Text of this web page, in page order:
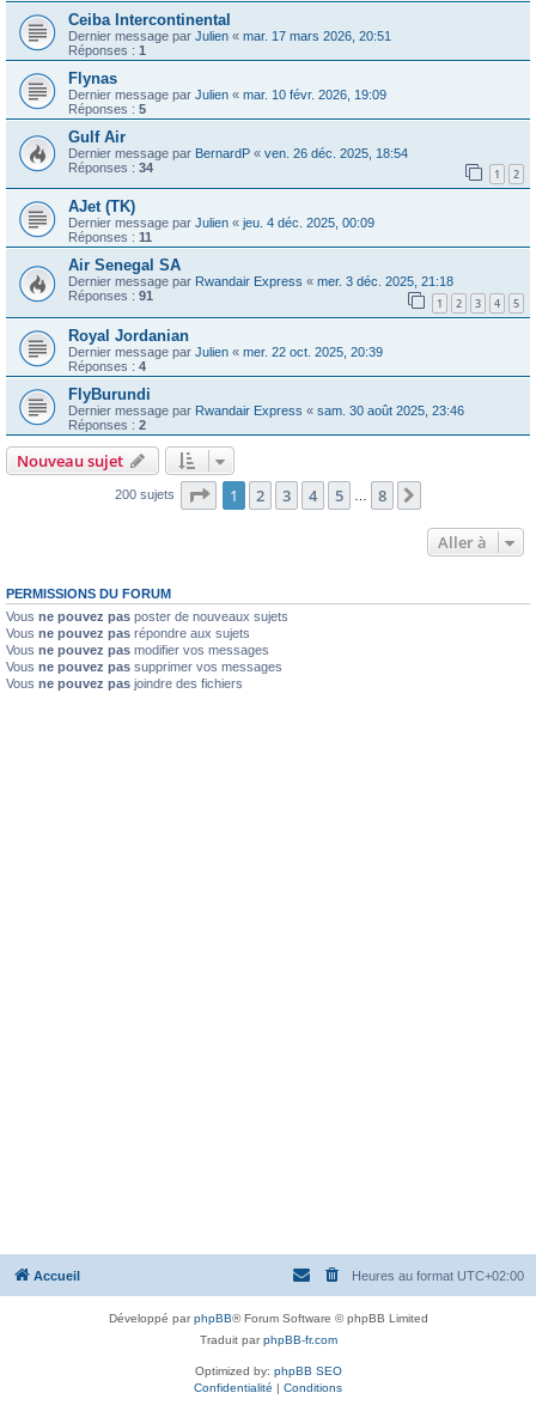
Ceiba Intercontinental
Dernier message par Julien « mar. 17 mars 2026, 20:51
Réponses : 1
Flynas
Dernier message par Julien « mar. 10 févr. 2026, 19:09
Réponses : 5
Gulf Air
Dernier message par BernardP « ven. 26 déc. 2025, 18:54
Réponses : 34 1 2
AJet (TK)
Dernier message par Julien « jeu. 4 déc. 2025, 00:09
Réponses : 11
Air Senegal SA
Dernier message par Rwandair Express « mer. 3 déc. 2025, 21:18
Réponses : 91 1 2 3 4 5
Royal Jordanian
Dernier message par Julien « mer. 22 oct. 2025, 20:39
Réponses : 4
FlyBurundi
Dernier message par Rwandair Express « sam. 30 août 2025, 23:46
Réponses : 2
Nouveau sujet
200 sujets Page 1sur8
1 2 3 4 5 8
Aller à
PERMISSIONS DU FORUM
Vous ne pouvez pas poster de nouveaux sujets
Vous ne pouvez pas répondre aux sujets
Vous ne pouvez pas modifier vos messages
Vous ne pouvez pas supprimer vos messages
Vous ne pouvez pas joindre des fichiers
Accueil Heures au format UTC+02:00
Développé parphpBB® Forum Software © phpBB Limited
Traduit parphpBB-fr.com
Optimized by: phpBB SEO
Confidentialité | Conditions